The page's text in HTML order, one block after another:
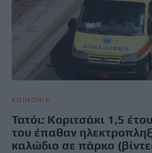
ΚΟΙΝΩΝΙΑ
Τατόι: Κοριτσάκι 1,5
του έπαθαν
καλώδιο σε πάρκο